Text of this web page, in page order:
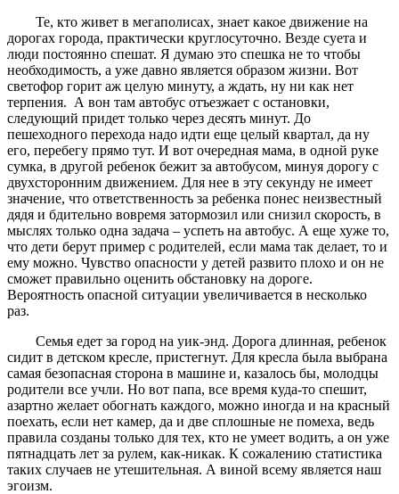
Те, кто живет в мегаполисах, знает какое движение на
дорогах города, практически круглосуточно. Везде суета и
люди постоянно спешат. Я думаю это спешка не то чтобы
необходимость, а уже давно является образом жизни. Вот
светофор горит аж целую минуту, а ждать, ну ни как нет
терпения. А вон там автобус отъезжает с остановки,
следующий придет только через десять минут. До
пешеходного перехода надо идти еще целый квартал, да ну
его, перебегу прямо тут. И вот очередная мама, в одной руке
сумка, в другой ребенок бежит за автобусом, минуя дорогу с
двухсторонним движением. Для нее в эту секунду не имеет
значение, что ответственность за ребенка понес неизвестный
дядя и бдительно вовремя затормозил или снизил скорость, в
мыслях только одна задача – успеть на автобус. А еще хуже то,
что дети берут пример с родителей, если мама так делает, то и
ему можно. Чувство опасности у детей развито плохо и он не
сможет правильно оценить обстановку на дороге.
Вероятность опасной ситуации увеличивается в несколько
раз.
Семья едет за город на уик-энд. Дорога длинная, ребенок
сидит в детском кресле, пристегнут. Для кресла была выбрана
самая безопасная сторона в машине и, казалось бы, молодцы
родители все учли. Но вот папа, все время куда-то спешит,
азартно желает обогнать каждого, можно иногда и на красный
поехать, если нет камер, да и две сплошные не помеха, ведь
правила созданы только для тех, кто не умеет водить, а он уже
пятнадцать лет за рулем, как-никак. К сожалению статистика
таких случаев не утешительная. А виной всему является наш
эгоизм.